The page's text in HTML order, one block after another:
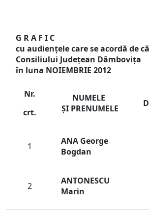
G R A F I C
cu audienţele care se acordă de
Consiliului Judeţean Dâmboviţa
în luna NOIEMBRIE 2012
Nr.
crt.
NUMELE
ŞI PRENUMELE
1
ANA George
Bogdan
2
ANTONESCU
Marin